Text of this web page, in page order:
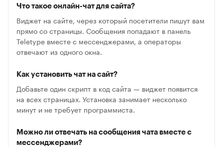
Что такое онлайн-чат для сайта?
Виджет на сайте, через который посетители пишут вам
прямо со страницы. Сообщения попадают в панель
Teletype вместе с мессенджерами, а операторы
отвечают из одного окна.
Как установить чат на сайт?
Добавьте один скрипт в код сайта — виджет появится
на всех страницах. Установка занимает несколько
минут и не требует программиста.
Можно ли отвечать на сообщения чата вместе с
мессенджерами?